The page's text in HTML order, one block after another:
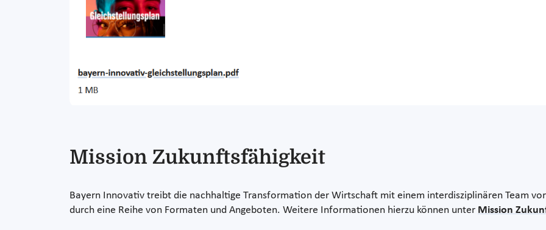
Mission Zukunftsfähigkeit
Bayern Innovativ treibt die nachhaltige Transformation der Wirtschaft mit einem interdisziplinären Team
durch eine Reihe von Formaten und Angeboten. Weitere Informationen hierzu können unter Mission